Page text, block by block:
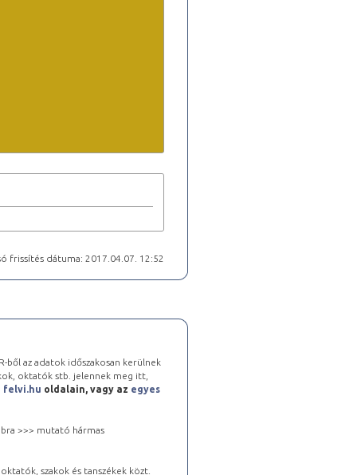
frissítés dátuma: 2017.04.07. 12:52
ből az adatok időszakosan kerülnek
oktatók stb. jelennek meg itt,
felvi.hu oldalain, vagy az egyes
>>> mutató hármas
szakok és tanszékek közt.